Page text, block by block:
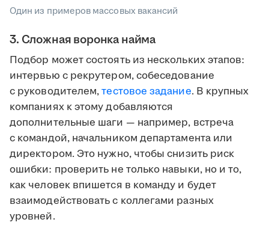
Один из примеров массовых вакансий
3. Сложная воронка найма
Подбор может состоять из нескольких этапов:
интервью с рекрутером, собеседование
с руководителем,тестовое задание. В крупных
компаниях к этому добавляются
дополнительные шаги — например, встреча
с командой, начальником департамента или
директором. Это нужно, чтобы снизить риск
ошибки: проверить не только навыки, но и то,
как человек впишется в команду и будет
взаимодействовать с коллегами разных
уровней.